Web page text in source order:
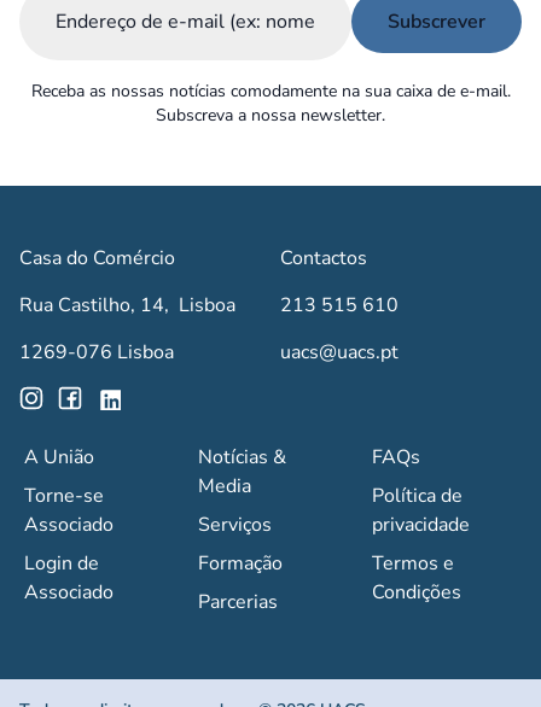
Receba as nossas notícias comodamente na sua caixa de e-mail.
Subscreva a nossa newsletter.
Casa do Comércio
Rua Castilho, 14, Lisboa
1269-076 Lisboa
Contactos
213 515 610
uacs@uacs.pt
A União
Torne-se
Associado
Login de
Associado
Notícias &
Media
Serviços
Formação
Parcerias
FAQs
Política de
privacidade
Termos e
Condições